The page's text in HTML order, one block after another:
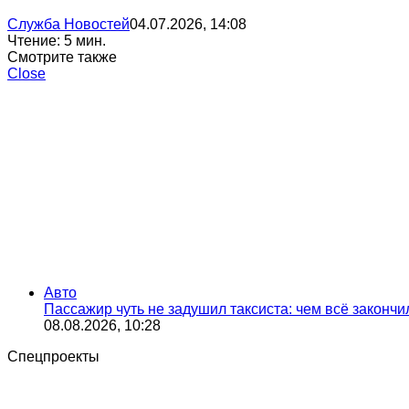
Служба Новостей04.07.2026, 14:08
Чтение: 5 мин.
Смотрите также
Close
Авто
Пассажир чуть не задушил таксиста: чем всё
08.08.2026, 10:28
Спецпроекты